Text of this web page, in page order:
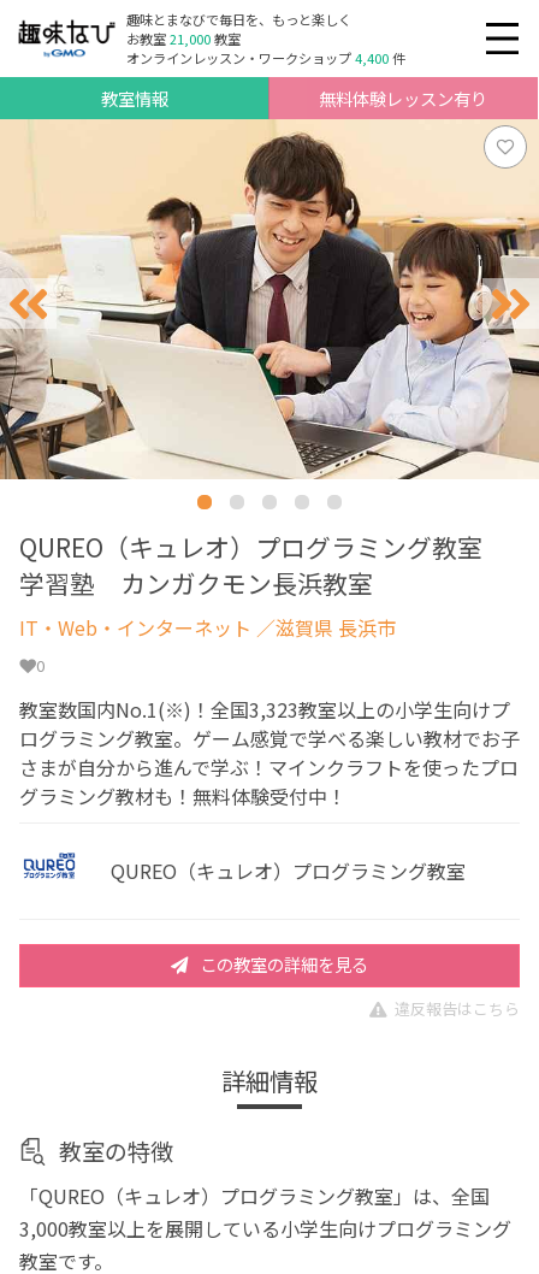
趣味とまなびで毎日を、もっと楽しく
お教室21,000教室
オンラインレッスン・ワークショップ4,400件
教室情報 無料体験レッスン有り
QUREO（キュレオ）プログラミング教室
学習塾 カンガクモン長浜教室
IT・Web・インターネット ／滋賀県 長浜市
0
教室数国内No.1(※)！全国3,323教室以上の小学生向けプ
ログラミング教室。ゲーム感覚で学べる楽しい教材でお子
さまが自分から進んで学ぶ！マインクラフトを使ったプロ
グラミング教材も！無料体験受付中！
QUREO（キュレオ）プログラミング教室
この教室の詳細を見る
違反報告はこちら
詳細情報
教室の特徴
「QUREO（キュレオ）プログラミング教室」は、全国
3,000教室以上を展開している小学生向けプログラミング
教室です。